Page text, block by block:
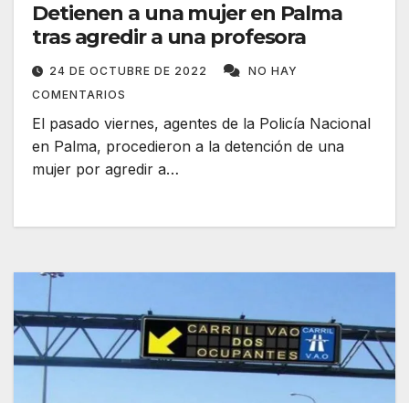
Detienen a una mujer en Palma
tras agredir a una profesora
24 DE OCTUBRE DE 2022
NO HAY
COMENTARIOS
El pasado viernes, agentes de la Policía Nacional
en Palma, procedieron a la detención de una
mujer por agredir a…